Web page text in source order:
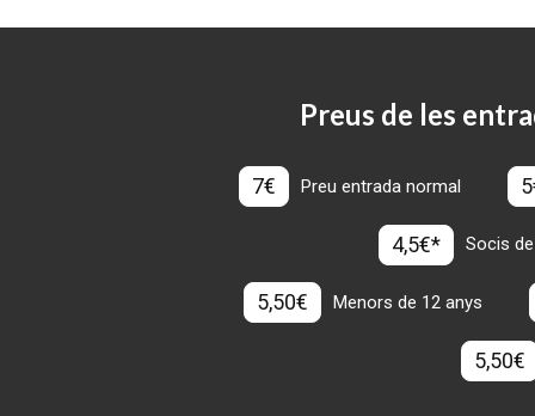
Preus de les
7€ Preu entrada normal
4,5€* Socis
5,50€ Menors de 12 anys
5,50€